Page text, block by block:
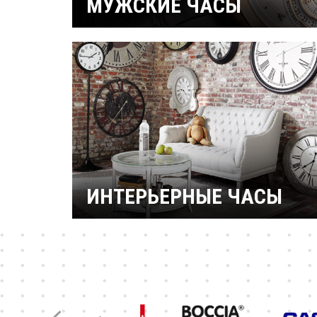
МУЖСКИЕ ЧАСЫ
Механические
Кварцевые
Электронные
Спортивные
Дайверские
Скелетоны
ИНТЕРЬЕРНЫЕ ЧАСЫ
Будильники
Бренды